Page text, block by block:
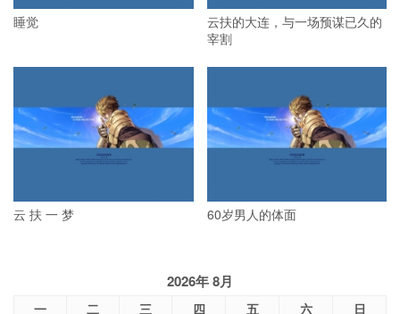
睡觉
云扶的大连，与一场预谋已久的
宰割
云 扶 一 梦 60岁男人的体面
2026年 8月
一 二 三 四 五 六 日